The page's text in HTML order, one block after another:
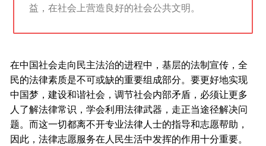
益，在社会上营造良好的社会公共文明。
在中国社会走向民主法治的进程中，基层的法制宣传，全
民的法律素质是不可或缺的重要组成部分。要更好地实现
中国梦，建设和谐社会，调节社会内部矛盾，必须让更多
人了解法律常识，学会利用法律武器，走正当途径解决问
题。而这一切都离不开专业法律人士的指导和志愿帮助，
因此，法律志愿服务在人民生活中发挥的作用十分重要。